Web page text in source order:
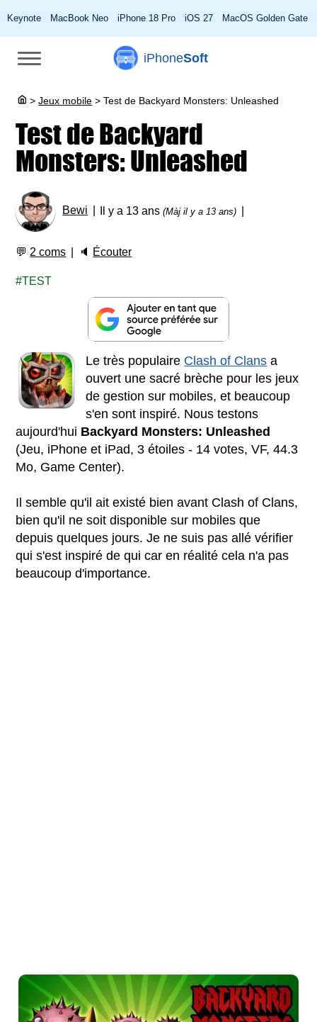
Keynote MacBook Neo iPhone 18 Pro iOS 27 MacOS Golden Gate
iPhoneSoft
> Jeux mobile > Test de Backyard Monsters: Unleashed
Test de Backyard
Monsters: Unleashed
Bewi Il y a 13 ans(Màj il y a 13 ans)
💬 2 coms 🔈 Écouter
TEST
Le très populaire Clash of Clans a
ouvert une sacré brèche pour les jeux
de gestion sur mobiles, et beaucoup
s'en sont inspiré. Nous testons
aujourd'hui Backyard Monsters: Unleashed
(Jeu, iPhone et iPad, 3 étoiles - 14 votes, VF, 44.3
Mo, Game Center).
Il semble qu'il ait existé bien avant Clash of Clans,
bien qu'il ne soit disponible sur mobiles que
depuis quelques jours. Je ne suis pas allé vérifier
qui s'est inspiré de qui car en réalité cela n'a pas
beaucoup d'importance.